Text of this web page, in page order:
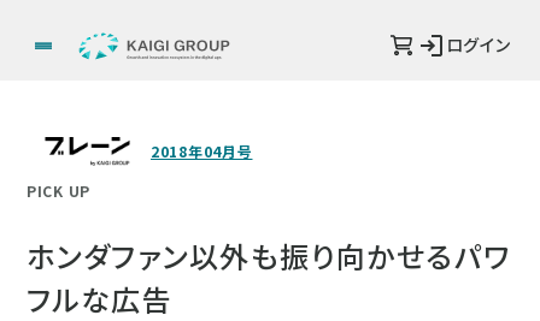
ログイン
2018年04月号
PICK UP
ホンダファン以外も振り向かせるパワ
フルな広告